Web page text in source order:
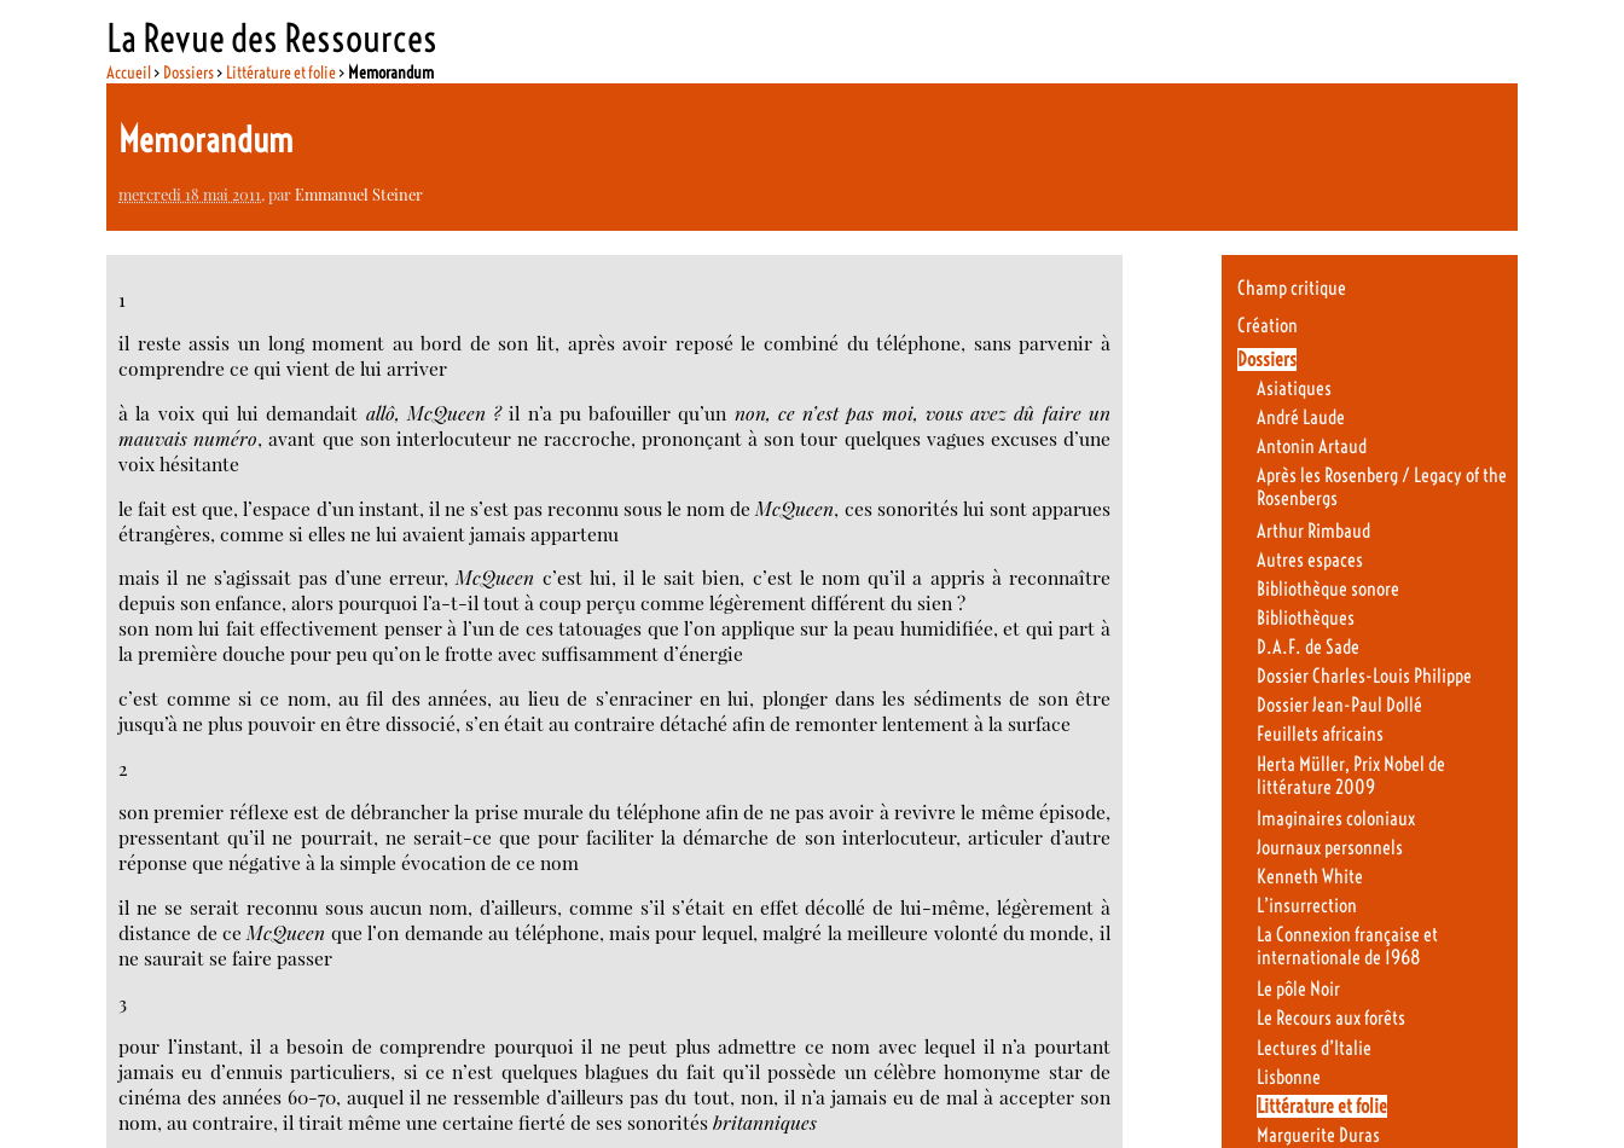
La Revue des Ressources
Accueil> Dossiers> Littérature et folie> Memorandum
Memorandum
mercredi 18 mai 2011, parEmmanuel Steiner
1
il reste assis un long moment au bord de son lit, après avoir reposé le combiné du téléphone, sans parvenir à
comprendre ce qui vient de lui arriver
à la voix qui lui demandait allô, McQueen ?il n’a pu bafouiller qu’un non, ce n’est pas moi, vous avez dû faire un
mauvais numéro, avant que son interlocuteur ne raccroche, prononçant à son tour quelques vagues excuses d’une
voix hésitante
le fait est que, l’espace d’un instant, il ne s’est pas reconnu sous le nom de McQueen, ces sonorités lui sont apparues
étrangères, comme si elles ne lui avaient jamais appartenu
mais il ne s’agissait pas d’une erreur,McQueen c’est lui, il le sait bien, c’est le nom qu’il a appris à reconnaître
depuis son enfance, alors pourquoi l’a-t-il tout à coup perçu comme légèrement différent du sien ?
son nom lui fait effectivement penser à l’un de ces tatouages que l’on applique sur la peau humidifiée, et qui part à
la première douche pour peu qu’on le frotte avec suffisamment d’énergie
c’est comme si ce nom, au fil des années, au lieu de s’enraciner en lui, plonger dans les sédiments de son être
jusqu’à ne plus pouvoir en être dissocié, s’en était au contraire détaché afin de remonter lentement à la surface
2
son premier réflexe est de débrancher la prise murale du téléphone afin de ne pas avoir à revivre le même épisode,
pressentant qu’il ne pourrait, ne serait-ce que pour faciliter la démarche de son interlocuteur, articuler d’autre
réponse que négative à la simple évocation de ce nom
il ne se serait reconnu sous aucun nom, d’ailleurs, comme s’il s’était en effet décollé de lui-même, légèrement à
distance de ce McQueen que l’on demande au téléphone, mais pour lequel, malgré la meilleure volonté du monde, il
ne saurait se faire passer
3
pour l’instant, il a besoin de comprendre pourquoi il ne peut plus admettre ce nom avec lequel il n’a pourtant
jamais eu d’ennuis particuliers, si ce n’est quelques blagues du fait qu’il possède un célèbre homonyme star de
cinéma des années 60-70, auquel il ne ressemble d’ailleurs pas du tout, non, il n’a jamais eu de mal à accepter son
nom, au contraire, il tirait même une certaine fierté de ses sonoritésbritanniques
Champ critique
Création
Dossiers
Asiatiques
André Laude
Antonin Artaud
Après les Rosenberg / Legacy of the
Rosenbergs
Arthur Rimbaud
Autres espaces
Bibliothèque sonore
Bibliothèques
D.A.F. de Sade
Dossier Charles-Louis Philippe
Dossier Jean-Paul Dollé
Feuillets africains
Herta Müller, Prix Nobel de
littérature 2009
Imaginaires coloniaux
Journaux personnels
Kenneth White
L’insurrection
La Connexion française et
internationale de 1968
Le pôle Noir
Le Recours aux forêts
Lectures d’Italie
Lisbonne
Littérature et folie
Marguerite Duras